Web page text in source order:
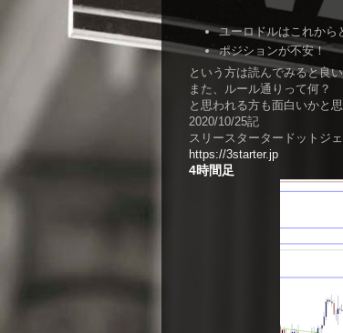
ユーロドルはこれから
ポジションが不安！
という方は読んでみると良
また、ルール通りって何？
と思われる方も面白いかと思
2020/10/25記
スリースタータードットジ
https://3starter.jp
4時間足